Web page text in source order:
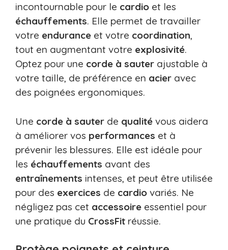
incontournable pour le cardio et les
échauffements. Elle permet de travailler
votre endurance et votre coordination,
tout en augmentant votre explosivité.
Optez pour une corde à sauter ajustable à
votre taille, de préférence en acier avec
des poignées ergonomiques.
Une corde à sauter de qualité vous aidera
à améliorer vos performances et à
prévenir les blessures. Elle est idéale pour
les échauffements avant des
entraînements intenses, et peut être utilisée
pour des exercices de cardio variés. Ne
négligez pas cet accessoire essentiel pour
une pratique du CrossFit réussie.